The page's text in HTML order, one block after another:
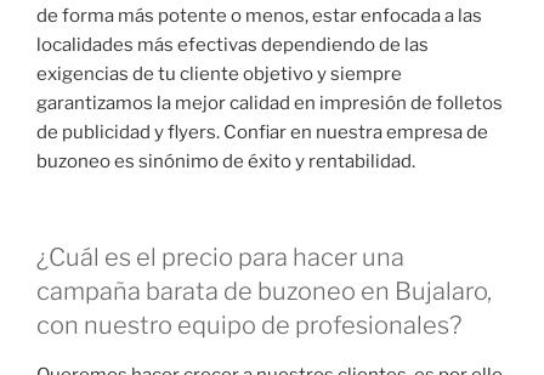
de forma más potente o menos, estar enfocada a las
localidades más efectivas dependiendo de las
exigencias de tu cliente objetivo y siempre
garantizamos la mejor calidad en impresión de folletos
de publicidad y flyers. Confiar en nuestra empresa de
buzoneo es sinónimo de éxito y rentabilidad.
¿Cuál es el precio para hacer una
campaña barata de buzoneo en Bujalaro,
con nuestro equipo de profesionales?